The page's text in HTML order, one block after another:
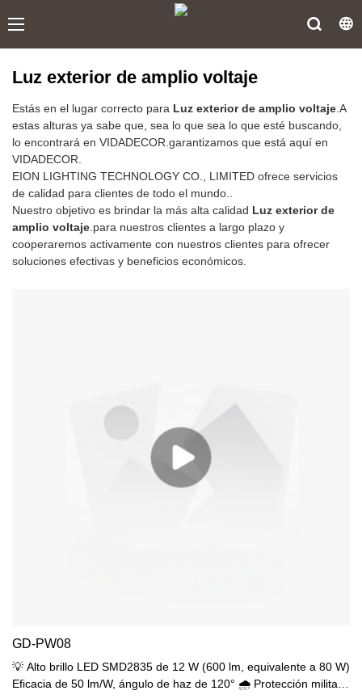
Luz exterior de amplio voltaje
Estás en el lugar correcto para Luz exterior de amplio voltaje.A
estas alturas ya sabe que, sea lo que sea lo que esté buscando,
lo encontrará en VIDADECOR.garantizamos que está aquí en
VIDADECOR.
EION LIGHTING TECHNOLOGY CO., LIMITED ofrece servicios
de calidad para clientes de todo el mundo..
Nuestro objetivo es brindar la más alta calidad Luz exterior de
amplio voltaje.para nuestros clientes a largo plazo y
cooperaremos activamente con nuestros clientes para ofrecer
soluciones efectivas y beneficios económicos.
GD-PW08
💡 Alto brillo LED SMD2835 de 12 W (600 lm, equivalente a 80 W)
Eficacia de 50 lm/W, ángulo de haz de 120° 🌧️ Protección militar